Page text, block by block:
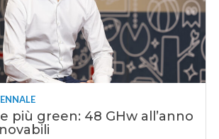
più green: 48 GHw all’anno